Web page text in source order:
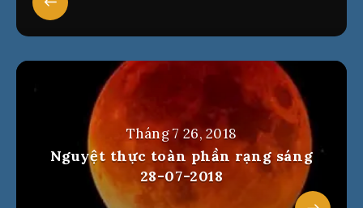
Tháng 7 26, 2018
Nguyệt thực toàn phần rạng sáng
28-07-2018